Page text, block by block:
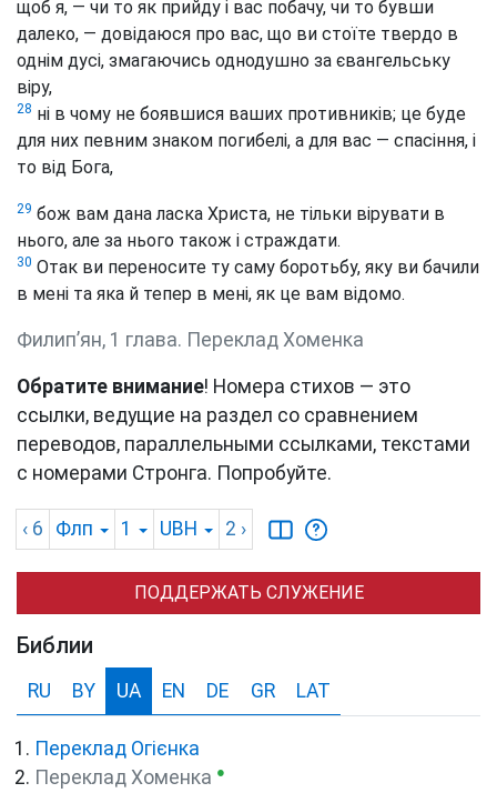
щоб я, — чи то як прийду і вас побачу, чи то бувши
далеко, — довідаюся про вас, що ви стоїте твердо в
однім дусі, змагаючись однодушно за євангельську
віру,
28 ні в чому не боявшися ваших противників; це буде
для них певним знаком погибелі, а для вас — спасіння, і
то від Бога,
29 бож вам дана ласка Христа, не тільки вірувати в
нього, але за нього також і страждати.
30 Отак ви переносите ту саму боротьбу, яку ви бачили
в мені та яка й тепер в мені, як це вам відомо.
Филип’ян, 1 глава. Переклад Хоменка
Обратите внимание! Номера стихов — это
ссылки, ведущие на раздел со сравнением
переводов, параллельными ссылками, текстами
с номерами Стронга. Попробуйте.
‹ 6 Флп 1 UBH 2 ›
ПОДДЕРЖАТЬ СЛУЖЕНИЕ
Библии
RU BY UA EN DE GR LAT
Переклад Огієнка
Переклад Хоменка ●